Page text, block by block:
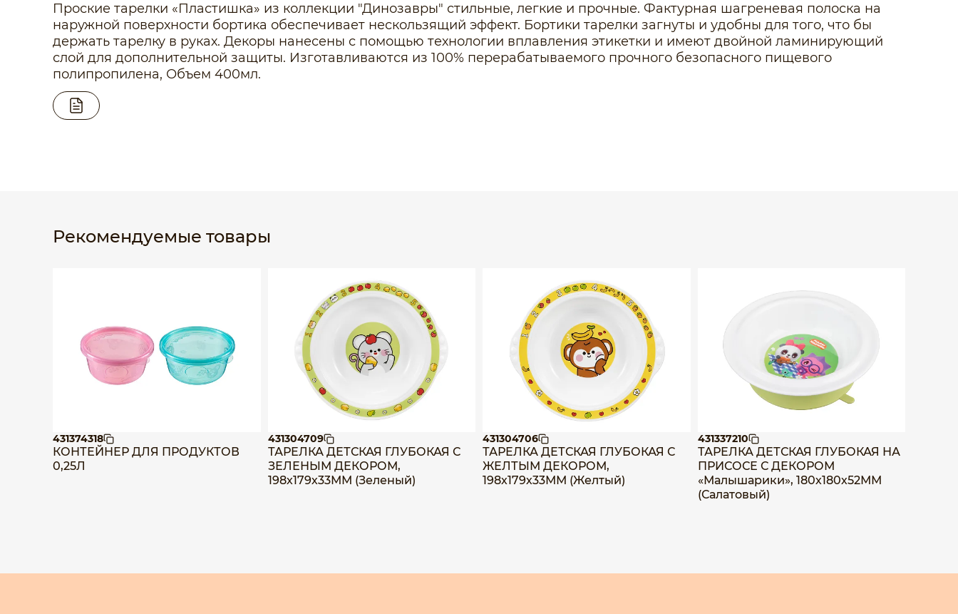
Проские тарелки «Пластишка» из коллекции "Динозавры" стильные, легкие и прочные. Фактурная шагреневая полоска на
наружной поверхности бортика обеспечивает нескользящий эффект. Бортики тарелки загнуты и удобны для того, что бы
держать тарелку в руках. Декоры нанесены с помощью технологии вплавления этикетки и имеют двойной ламинирующий
слой для дополнительной защиты. Изготавливаются из 100% перерабатываемого прочного безопасного пищевого
полипропилена, Объем 400мл.
Рекомендуемые товары
431374318
КОНТЕЙНЕР ДЛЯ ПРОДУКТОВ
0,25Л
431304709
ТАРЕЛКА ДЕТСКАЯ ГЛУБОКАЯ С
ЗЕЛЕНЫМ ДЕКОРОМ,
198х179х33ММ (Зеленый)
431304706
ТАРЕЛКА ДЕТСКАЯ ГЛУБОКАЯ С
ЖЕЛТЫМ ДЕКОРОМ,
198х179х33ММ (Желтый)
431337210
ТАРЕЛКА ДЕТСКАЯ ГЛУБОКАЯ НА
ПРИСОСЕ С ДЕКОРОМ
«Малышарики», 180х180х52ММ
(Салатовый)